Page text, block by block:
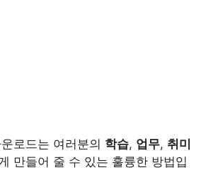
로드는 여러분의 학습, 업무, 취미
만들어 줄 수 있는 훌륭한 방법입